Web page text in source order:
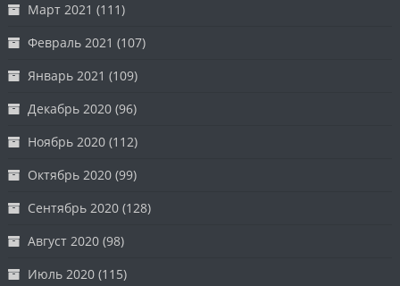
Март 2021 (111)
Февраль 2021 (107)
Январь 2021 (109)
Декабрь 2020 (96)
Ноябрь 2020 (112)
Октябрь 2020 (99)
Сентябрь 2020 (128)
Август 2020 (98)
Июль 2020 (115)